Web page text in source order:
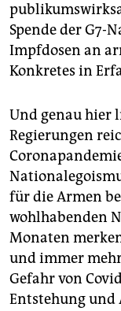
Spende der
Impfdosen an
Konkretes in
Und genau hier
Regierungen
für die Armen
wohlhabenden
Monaten
und immer
Gefahr von
Entstehung und